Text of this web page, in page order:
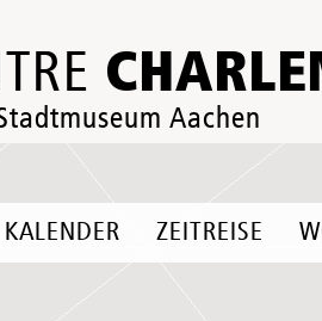
Aachen
KALENDER ZEITREISE